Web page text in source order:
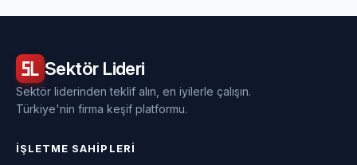
Sektör Lideri
Sektör liderinden teklif alın, en iyilerle çalışın.
Türkiye'nin firma keşif platformu.
İŞLETME SAHIPLERI